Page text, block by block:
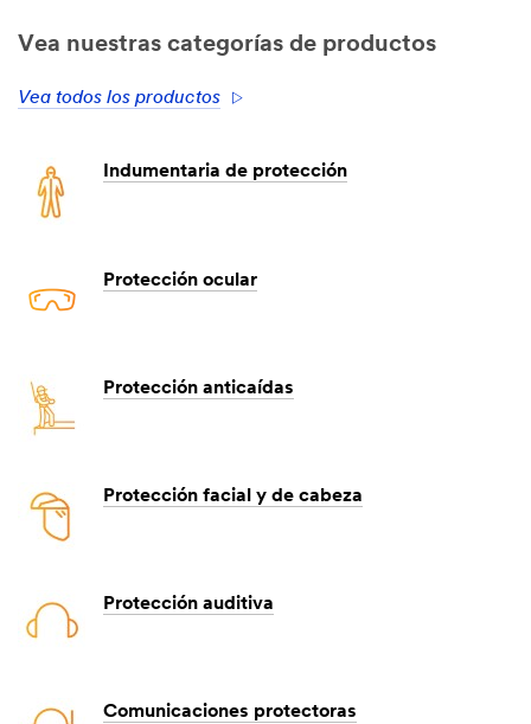
Vea nuestras categorías de productos
Vea todos los productos
Indumentaria de protección
Protección ocular
Protección anticaídas
Protección facial y de cabeza
Protección auditiva
Comunicaciones protectoras